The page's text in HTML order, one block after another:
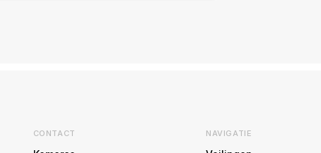
CONTACT NAVIGATIE